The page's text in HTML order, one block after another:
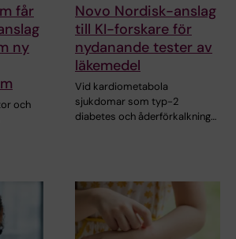
får
ny
och
Novo Nordisk-anslag
till KI-forskare för
nydanande tester av
läkemedel
Vid kardiometabola
sjukdomar som typ-2
diabetes och åderförkalkning…